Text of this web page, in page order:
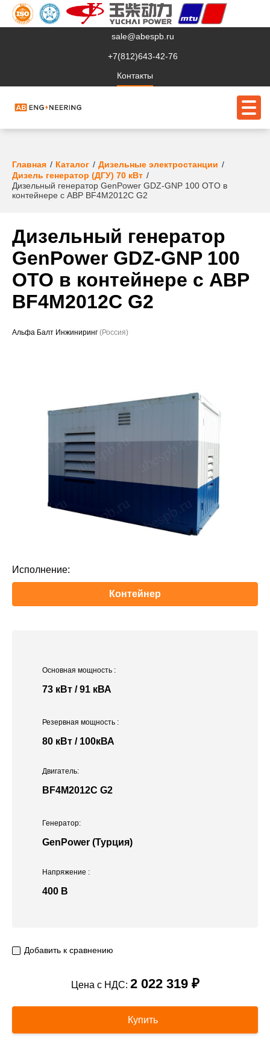
sale@abespb.ru
+7(812)643-42-76
Контакты
О компании
Клиентам
Сервис
Судовое ЭО
Проекты
Главная Каталог
Дизельные электростанции
Дизель генератор (ДГУ) 70 кВт
Дизельный генератор GenPower GDZ-GNP 100 OTO в
контейнере с АВР BF4M2012C G2
Дизельный генератор
GenPower GDZ-GNP 100
OTO в контейнере с АВР
BF4M2012C G2
Альфа Балт Инжиниринг (Россия)
Исполнение:
Контейнер
Основная мощность :
73 кВт / 91 кВА
Двигатель:
BF4M2012C G2
Напряжение :
400 В
Резервная мощность :
80 кВт / 100кВА
Генератор:
GenPower (Турция)
Добавить к сравнению
Цена с НДС: 2 022 319 ₽
Купить